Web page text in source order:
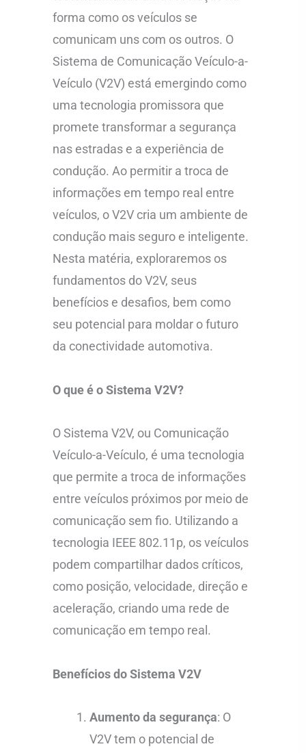
forma como os veículos se
comunicam uns com os outros. O
Sistema de Comunicação Veículo-a-
Veículo (V2V) está emergindo como
uma tecnologia promissora que
promete transformar a segurança
nas estradas e a experiência de
condução. Ao permitir a troca de
informações em tempo real entre
veículos, o V2V cria um ambiente de
condução mais seguro e inteligente.
Nesta matéria, exploraremos os
fundamentos do V2V, seus
benefícios e desafios, bem como
seu potencial para moldar o futuro
da conectividade automotiva.
O que é o Sistema V2V?
O Sistema V2V, ou Comunicação
Veículo-a-Veículo, é uma tecnologia
que permite a troca de informações
entre veículos próximos por meio de
comunicação sem fio. Utilizando a
tecnologia IEEE 802.11p, os veículos
podem compartilhar dados críticos,
como posição, velocidade, direção e
aceleração, criando uma rede de
comunicação em tempo real.
Benefícios do Sistema V2V
Aumento da segurança: O
V2V tem o potencial de